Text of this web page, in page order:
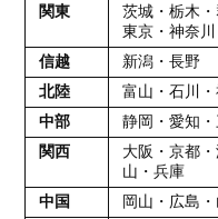
関東
茨城・栃木
東京・神奈
信越 新潟・長野
北陸
富山・石川
中部
静岡・愛知
関西
大阪・京都
山・兵庫
中国 岡山・広島